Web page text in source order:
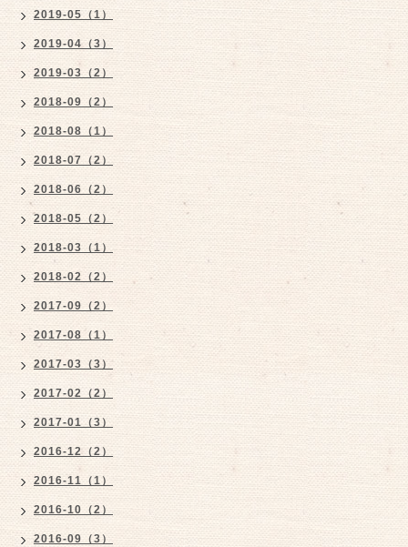
2019-05（1）
2019-04（3）
2019-03（2）
2018-09（2）
2018-08（1）
2018-07（2）
2018-06（2）
2018-05（2）
2018-03（1）
2018-02（2）
2017-09（2）
2017-08（1）
2017-03（3）
2017-02（2）
2017-01（3）
2016-12（2）
2016-11（1）
2016-10（2）
2016-09（3）